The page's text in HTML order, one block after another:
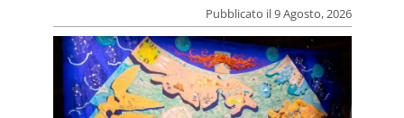
Pubblicato il 9 Agosto, 2026